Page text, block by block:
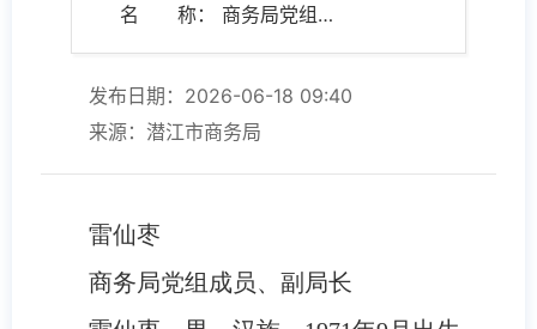
名 称： 商务局党组成员、副局长：雷仙枣
发布日期：2026-06-18 09:40
来源：潜江市商务局
雷仙枣
商务局党组成员、副局长